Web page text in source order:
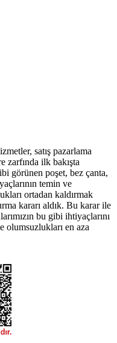
satış pazarlama
zarfında ilk bakışta
görünen poşet, bez çanta,
temin ve
ortadan kaldırmak
kararı aldık. Bu karar ile
bu gibi ihtiyaçlarını
olumsuzlukları en aza